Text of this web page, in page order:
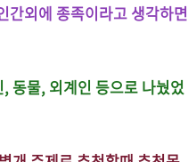
간외에 종족이라고 생각하면
동물, 외계인 등으로 나눴었